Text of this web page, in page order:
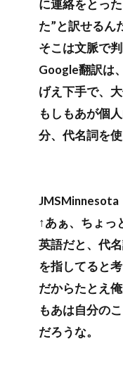
に連絡をとっ
た”と訳せるん
そこは文脈で
Google翻訳は
げえ下手で、
もしもあが個
分、代名詞を
JMSMinnesota
↑あぁ、ちょっ
英語だと、代
を指してると
だからたとえ
もあは自分の
だろうな。